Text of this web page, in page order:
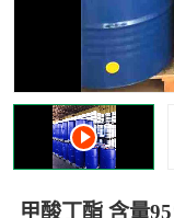
甲酸丁酯 含量
十二烷基苯磺酸
乙醇钠
丙二醇甲醚醋酸酯